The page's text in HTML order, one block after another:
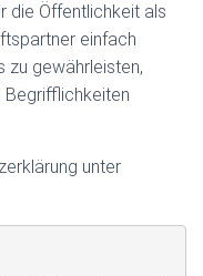
die Öffentlichkeit als
einfach
zu gewährleisten,
unter